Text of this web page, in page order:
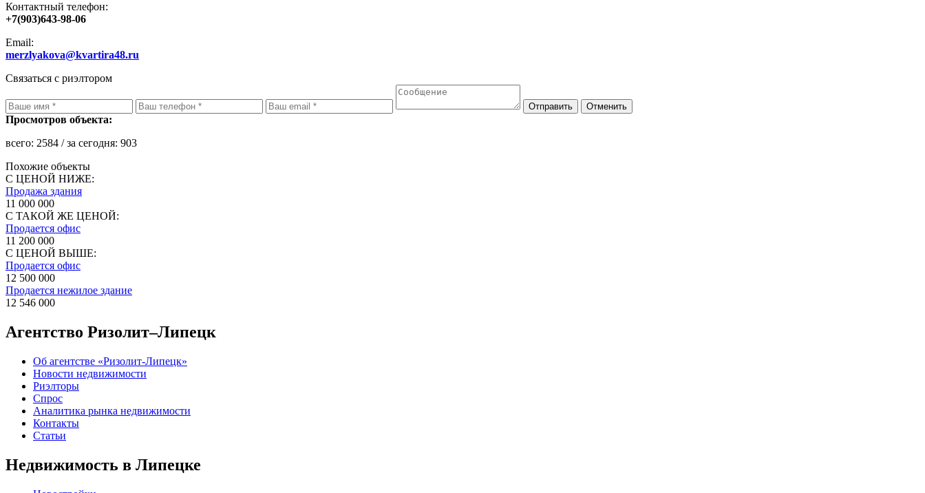
Контактный телефон:
+7(903)643-98-06
Email:
merzlyakova@kvartira48.ru
Связаться с риэлтором
Просмотров объекта:
всего: 2584 / за сегодня: 903
Похожие объекты
С ЦЕНОЙ НИЖЕ:
Продажа здания
11 000 000
С ТАКОЙ ЖЕ ЦЕНОЙ:
Продается офис
11 200 000
С ЦЕНОЙ ВЫШЕ:
Продается офис
12 500 000
Продается нежилое здание
12 546 000
Агентство Ризолит–Липецк
Об агентстве «Ризолит-Липецк»
Новости недвижимости
Риэлторы
Спрос
Аналитика рынка недвижимости
Контакты
Статьи
Недвижимость в Липецке